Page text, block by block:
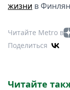
жизни в
Читайте Metro в
Поделиться
Читайте